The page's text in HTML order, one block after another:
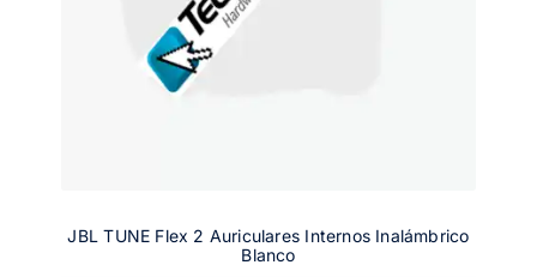
JBL TUNE Flex 2 Auriculares Internos Inalámbrico
Blanco